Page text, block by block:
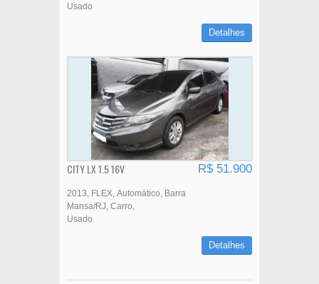
Usado
Detalhes
CITY LX 1.5 16V R$ 51.900
2013 FLEX Automático
Barra
Mansa/RJ Carro
Usado
Detalhes